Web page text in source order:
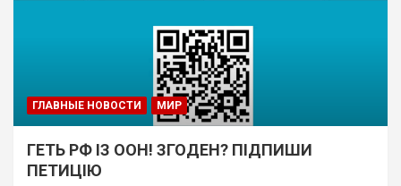
ГЛАВНЫЕ НОВОСТИ МИР
ГЕТЬ РФ ІЗ ООН! ЗГОДЕН? ПІДПИШИ
ПЕТИЦІЮ